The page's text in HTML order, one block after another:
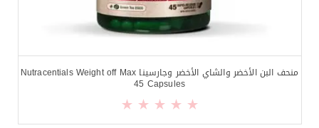
منحف البن الأخضر والشاي الأخضر وجارسينا Nutracentials Weight off Max
45 Capsules